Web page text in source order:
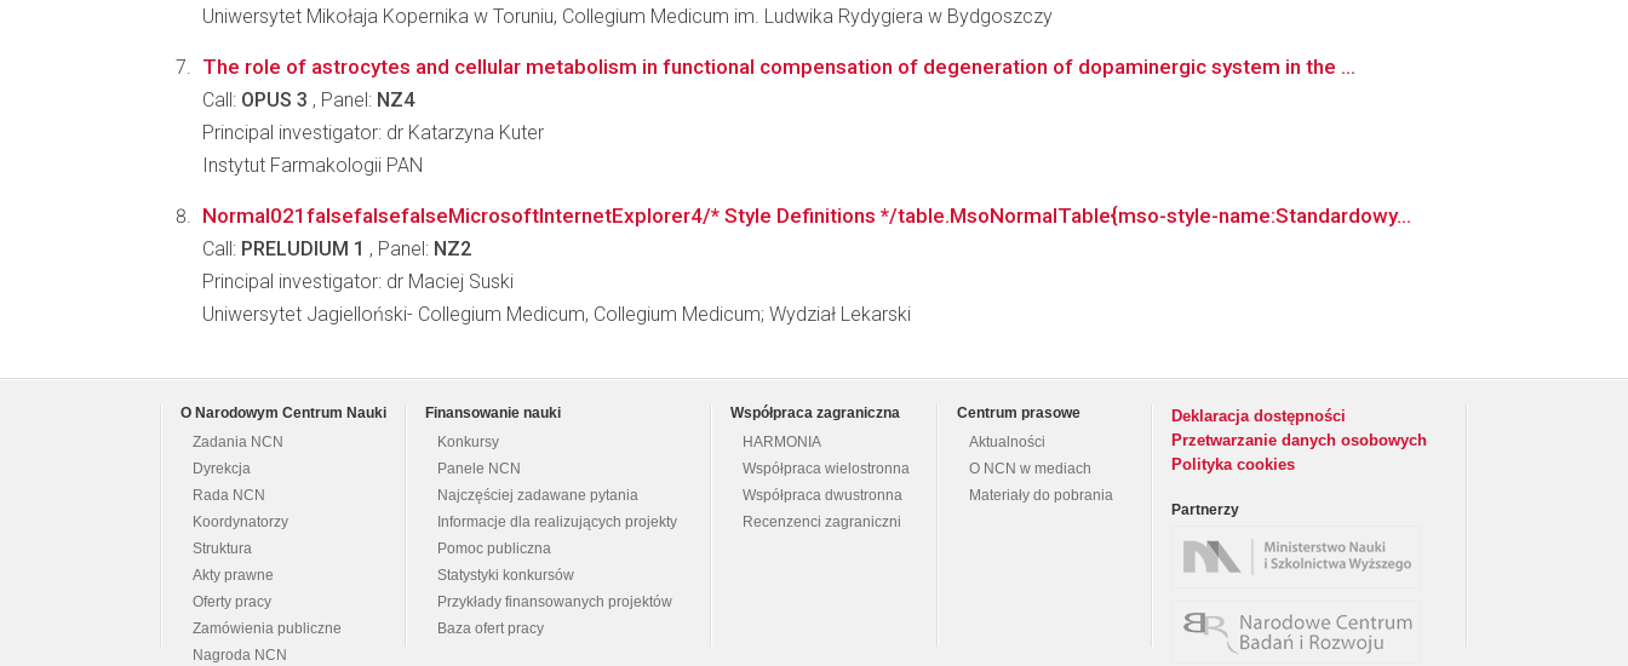
Uniwersytet Mikołaja Kopernika w Toruniu, Collegium Medicum im. Ludwika Rydygiera w Bydgoszczy
The role of astrocytes and cellular metabolism in functional compensation of degeneration of dopaminergic system in the ...
Call: OPUS 3 , Panel: NZ4
Principal investigator: dr Katarzyna Kuter
Instytut Farmakologii PAN
Normal021falsefalsefalseMicrosoftInternetExplorer4/* Style Definitions */table.MsoNormalTable{mso-style-name:Standardowy...
Call: PRELUDIUM 1 , Panel: NZ2
Principal investigator: dr Maciej Suski
Uniwersytet Jagielloński- Collegium Medicum, Collegium Medicum; Wydział Lekarski
O Narodowym Centrum Nauki
Zadania NCN
Dyrekcja
Rada NCN
Koordynatorzy
Struktura
Akty prawne
Oferty pracy
Zamówienia publiczne
Nagroda NCN
Finansowanie nauki
Konkursy
Panele NCN
Najczęściej zadawane pytania
Informacje dla realizujących projekty
Pomoc publiczna
Statystyki konkursów
Przykłady finansowanych projektów
Baza ofert pracy
Współpraca zagraniczna
HARMONIA
Współpraca wielostronna
Współpraca dwustronna
Recenzenci zagraniczni
Centrum prasowe
Aktualności
O NCN w mediach
Materiały do pobrania
Deklaracja dostępności
Przetwarzanie danych osobowych
Polityka cookies
Partnerzy